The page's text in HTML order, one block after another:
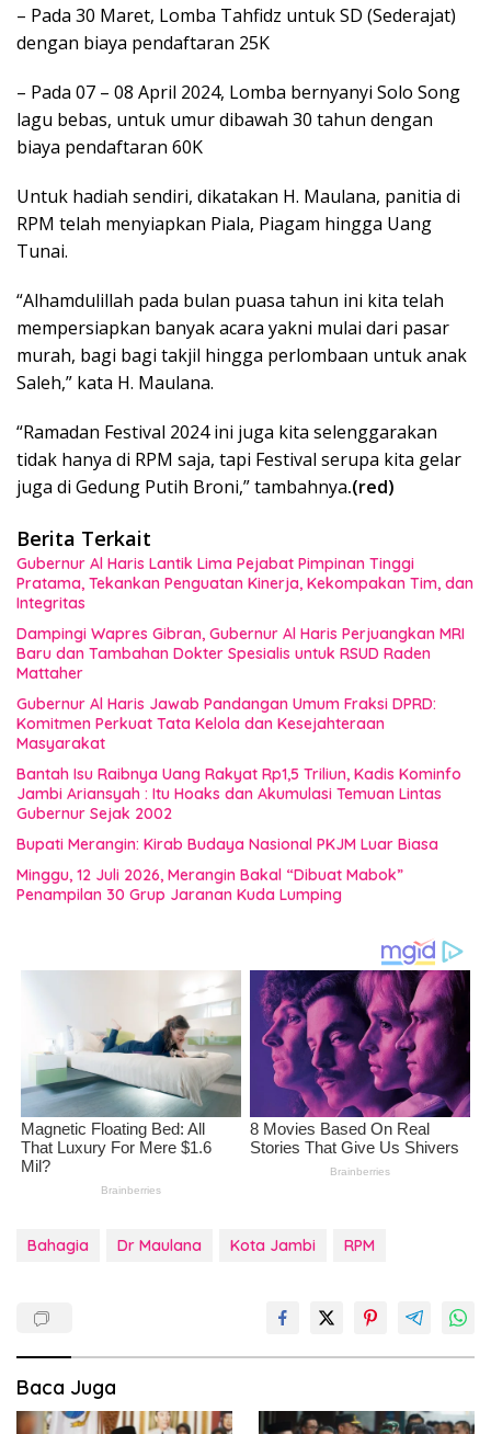
– Pada 30 Maret, Lomba Tahfidz untuk SD (Sederajat)
dengan biaya pendaftaran 25K
– Pada 07 – 08 April 2024, Lomba bernyanyi Solo Song
lagu bebas, untuk umur dibawah 30 tahun dengan
biaya pendaftaran 60K
Untuk hadiah sendiri, dikatakan H. Maulana, panitia di
RPM telah menyiapkan Piala, Piagam hingga Uang
Tunai.
“Alhamdulillah pada bulan puasa tahun ini kita telah
mempersiapkan banyak acara yakni mulai dari pasar
murah, bagi bagi takjil hingga perlombaan untuk anak
Saleh,” kata H. Maulana.
“Ramadan Festival 2024 ini juga kita selenggarakan
tidak hanya di RPM saja, tapi Festival serupa kita gelar
juga di Gedung Putih Broni,” tambahnya.(red)
Berita Terkait
Gubernur Al Haris Lantik Lima Pejabat Pimpinan Tinggi
Pratama, Tekankan Penguatan Kinerja, Kekompakan Tim, dan
Integritas
Dampingi Wapres Gibran, Gubernur Al Haris Perjuangkan MRI
Baru dan Tambahan Dokter Spesialis untuk RSUD Raden
Mattaher
Gubernur Al Haris Jawab Pandangan Umum Fraksi DPRD:
Komitmen Perkuat Tata Kelola dan Kesejahteraan
Masyarakat
Bantah Isu Raibnya Uang Rakyat Rp1,5 Triliun, Kadis Kominfo
Jambi Ariansyah : Itu Hoaks dan Akumulasi Temuan Lintas
Gubernur Sejak 2002
Bupati Merangin: Kirab Budaya Nasional PKJM Luar Biasa
Minggu, 12 Juli 2026, Merangin Bakal “Dibuat Mabok”
Penampilan 30 Grup Jaranan Kuda Lumping
Bahagia Dr Maulana Kota Jambi RPM
Baca Juga